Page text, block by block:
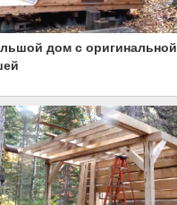
дом с оригинальной